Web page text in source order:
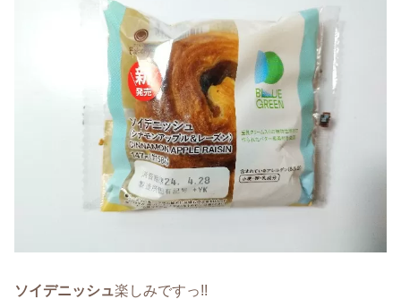
ソイデニッシュ楽しみですっ!!